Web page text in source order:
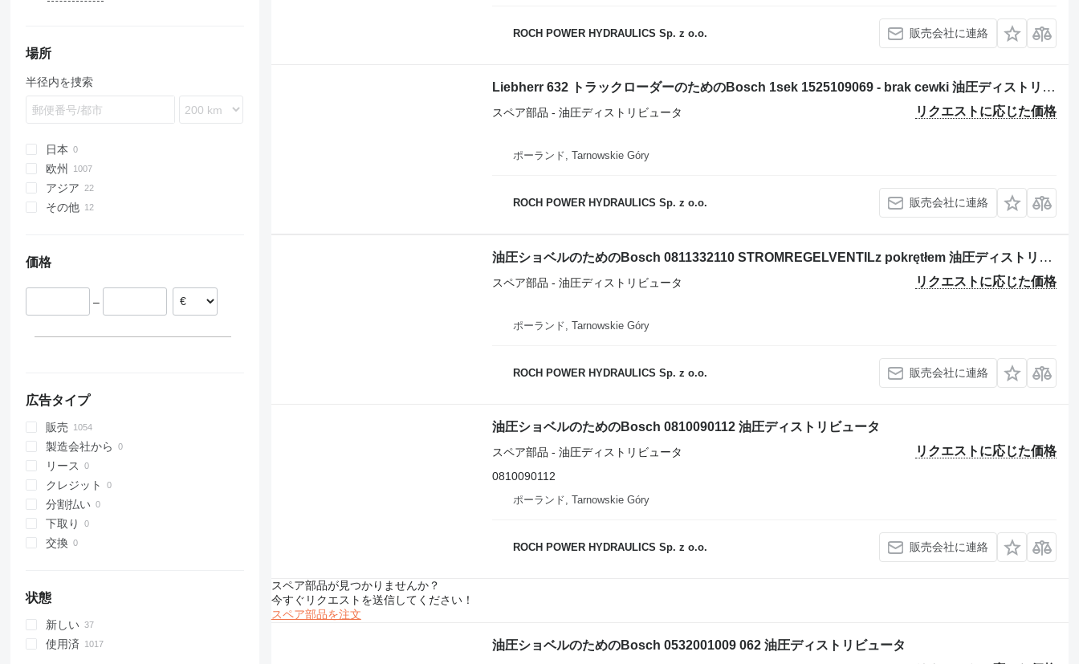
753
763
863
864
A series
B series
E series
721
788
821
845
921
1088
1188
SV
232
235
236
242
245
246
247B
303
306
308
311
312
313
314
315
316
320
321
406
407
409
411
426
427
436
530
533
536
537
540
541
550
560
926
8018
8025
724
750
824
850
3200
3400
3420
WA
WB
X-series
LTF
LTM
MK
PR
R-series
R-series
T-series
V-series
LS
MH
NH
W-series
WE
TL
TR
TW
DD
EC
ECR
EW
EWR
G-series
L-series
場所
半径内を捜索
日本
欧州
ルーマニア
ドイツ
クロアチア
アジア
トルコ
その他
価格
–
広告タイプ
販売
製造会社から
リース
クレジット
分割払い
下取り
交換
状態
新しい
使用済
ROCH POWER HYDRAULICS Sp. z o.o. 販売会社に連絡
Liebherr 632 トラックローダーのためのBosch 1sek 1525109069 - brak cewki 油圧ディストリビュータ
リクエストに応じた価格
スペア部品 - 油圧ディストリビュータ
ポーランド, Tarnowskie Góry
ROCH POWER HYDRAULICS Sp. z o.o. 販売会社に連絡
油圧ショベルのためのBosch 0811332110 STROMREGELVENTILz pokrętłem 油圧ディストリビュータ
リクエストに応じた価格
スペア部品 - 油圧ディストリビュータ
ポーランド, Tarnowskie Góry
ROCH POWER HYDRAULICS Sp. z o.o. 販売会社に連絡
油圧ショベルのためのBosch 0810090112 油圧ディストリビュータ
リクエストに応じた価格
スペア部品 - 油圧ディストリビュータ
0810090112
ポーランド, Tarnowskie Góry
ROCH POWER HYDRAULICS Sp. z o.o. 販売会社に連絡
スペア部品が見つかりませんか？
今すぐリクエストを送信してください！
スペア部品を注文
油圧ショベルのためのBosch 0532001009 062 油圧ディストリビュータ